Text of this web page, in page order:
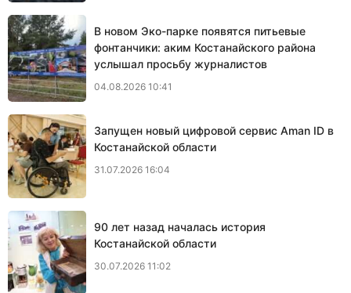
В новом Эко-парке появятся питьевые
фонтанчики: аким Костанайского района
услышал просьбу журналистов
04.08.2026 10:41
Запущен новый цифровой сервис Aman ID в
Костанайской области
31.07.2026 16:04
90 лет назад началась история
Костанайской области
30.07.2026 11:02